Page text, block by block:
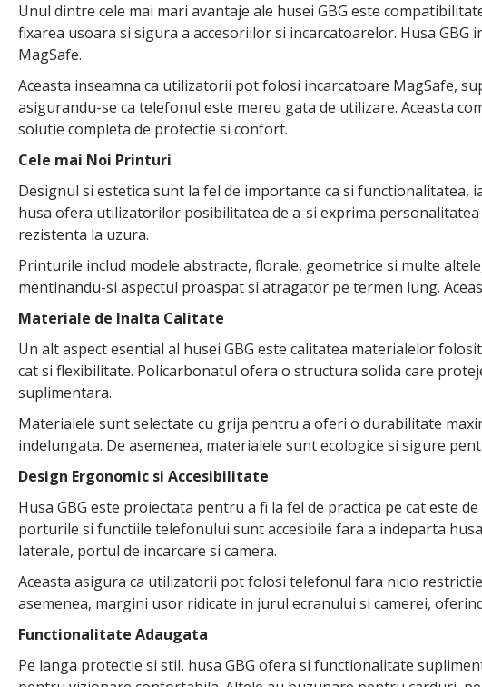
Unul dintre cele mai mari avantaje ale husei GBG este
fixarea usoara si sigura a accesoriilor si incarcatoarelor. Husa
MagSafe.
Aceasta inseamna ca utilizatorii pot folosi incarcatoare MagSafe,
asigurandu-se ca telefonul este mereu gata de utilizare. Aceasta
solutie completa de protectie si confort.
Cele mai Noi Printuri
Designul si estetica sunt la fel de importante ca si functionalitatea,
husa ofera utilizatorilor posibilitatea de a-si exprima
rezistenta la uzura.
Printurile includ modele abstracte, florale, geometrice si multe
mentinandu-si aspectul proaspat si atragator pe termen lung.
Materiale de Inalta Calitate
Un alt aspect esential al husei GBG este calitatea materialelor
cat si flexibilitate. Policarbonatul ofera o structura solida care
suplimentara.
Materialele sunt selectate cu grija pentru a oferi o durabilitate
indelungata. De asemenea, materialele sunt ecologice si sigure
Design Ergonomic si Accesibilitate
Husa GBG este proiectata pentru a fi la fel de practica pe cat
porturile si functiile telefonului sunt accesibile fara a indeparta
laterale, portul de incarcare si camera.
Aceasta asigura ca utilizatorii pot folosi telefonul fara nicio
asemenea, margini usor ridicate in jurul ecranului si camerei,
Functionalitate Adaugata
Pe langa protectie si stil, husa GBG ofera si functionalitate